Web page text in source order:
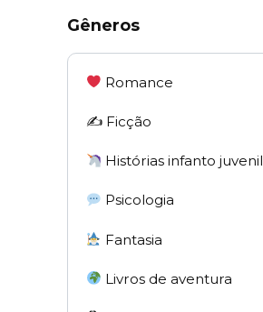
Gêneros
Romance
✍️ Ficção
Histórias infanto juvenil
Psicologia
Fantasia
Livros de aventura